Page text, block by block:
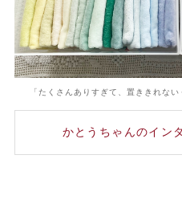
「たくさんありすぎて、置ききれな
かとうちゃんのイン